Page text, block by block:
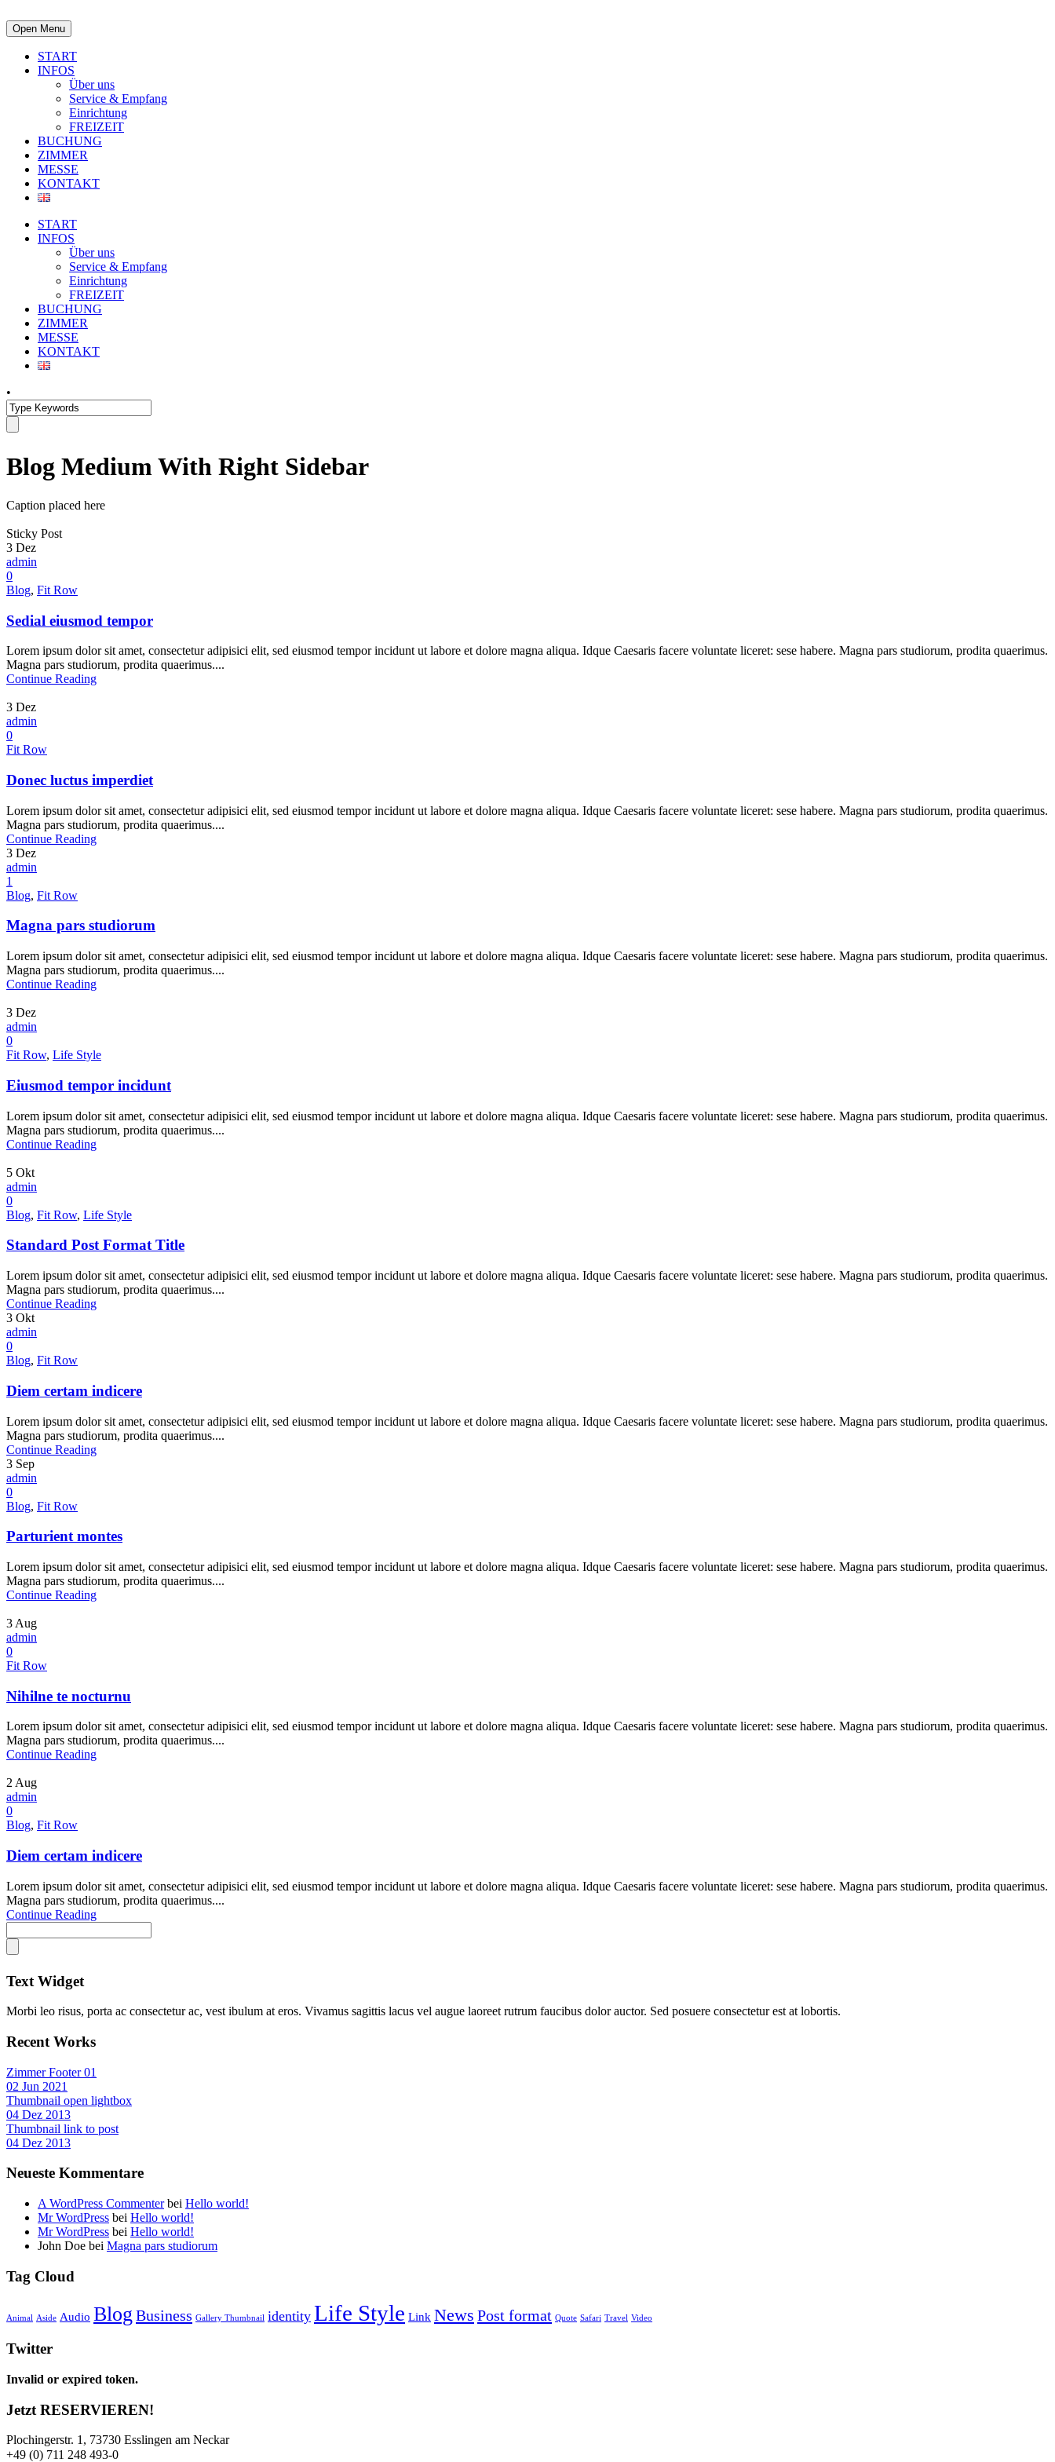
Open Menu
START
INFOS
Über uns
Service & Empfang
Einrichtung
FREIZEIT
BUCHUNG
ZIMMER
MESSE
KONTAKT
START
INFOS
Über uns
Service & Empfang
Einrichtung
FREIZEIT
BUCHUNG
ZIMMER
MESSE
KONTAKT
•
Blog Medium With Right Sidebar
Caption placed here
Sticky Post
3 Dez
admin
0
Blog, Fit Row
Sedial eiusmod tempor
Lorem ipsum dolor sit amet, consectetur adipisici elit, sed eiusmod tempor incidunt ut labore et dolore magna aliqua. Idque Caesaris facere voluntate liceret: sese habere. Magna pars studiorum, prodita quaerimus.
Magna pars studiorum, prodita quaerimus....
Continue Reading
3 Dez
admin
0
Fit Row
Donec luctus imperdiet
Lorem ipsum dolor sit amet, consectetur adipisici elit, sed eiusmod tempor incidunt ut labore et dolore magna aliqua. Idque Caesaris facere voluntate liceret: sese habere. Magna pars studiorum, prodita quaerimus.
Magna pars studiorum, prodita quaerimus....
Continue Reading
3 Dez
admin
1
Blog, Fit Row
Magna pars studiorum
Lorem ipsum dolor sit amet, consectetur adipisici elit, sed eiusmod tempor incidunt ut labore et dolore magna aliqua. Idque Caesaris facere voluntate liceret: sese habere. Magna pars studiorum, prodita quaerimus.
Magna pars studiorum, prodita quaerimus....
Continue Reading
3 Dez
admin
0
Fit Row, Life Style
Eiusmod tempor incidunt
Lorem ipsum dolor sit amet, consectetur adipisici elit, sed eiusmod tempor incidunt ut labore et dolore magna aliqua. Idque Caesaris facere voluntate liceret: sese habere. Magna pars studiorum, prodita quaerimus.
Magna pars studiorum, prodita quaerimus....
Continue Reading
5 Okt
admin
0
Blog, Fit Row, Life Style
Standard Post Format Title
Lorem ipsum dolor sit amet, consectetur adipisici elit, sed eiusmod tempor incidunt ut labore et dolore magna aliqua. Idque Caesaris facere voluntate liceret: sese habere. Magna pars studiorum, prodita quaerimus.
Magna pars studiorum, prodita quaerimus....
Continue Reading
3 Okt
admin
0
Blog, Fit Row
Diem certam indicere
Lorem ipsum dolor sit amet, consectetur adipisici elit, sed eiusmod tempor incidunt ut labore et dolore magna aliqua. Idque Caesaris facere voluntate liceret: sese habere. Magna pars studiorum, prodita quaerimus.
Magna pars studiorum, prodita quaerimus....
Continue Reading
3 Sep
admin
0
Blog, Fit Row
Parturient montes
Lorem ipsum dolor sit amet, consectetur adipisici elit, sed eiusmod tempor incidunt ut labore et dolore magna aliqua. Idque Caesaris facere voluntate liceret: sese habere. Magna pars studiorum, prodita quaerimus.
Magna pars studiorum, prodita quaerimus....
Continue Reading
3 Aug
admin
0
Fit Row
Nihilne te nocturnu
Lorem ipsum dolor sit amet, consectetur adipisici elit, sed eiusmod tempor incidunt ut labore et dolore magna aliqua. Idque Caesaris facere voluntate liceret: sese habere. Magna pars studiorum, prodita quaerimus.
Magna pars studiorum, prodita quaerimus....
Continue Reading
2 Aug
admin
0
Blog, Fit Row
Diem certam indicere
Lorem ipsum dolor sit amet, consectetur adipisici elit, sed eiusmod tempor incidunt ut labore et dolore magna aliqua. Idque Caesaris facere voluntate liceret: sese habere. Magna pars studiorum, prodita quaerimus.
Magna pars studiorum, prodita quaerimus....
Continue Reading
Text Widget
Morbi leo risus, porta ac consectetur ac, vest ibulum at eros. Vivamus sagittis lacus vel augue laoreet rutrum faucibus dolor auctor. Sed posuere consectetur est at lobortis.
Recent Works
Zimmer Footer 01
02 Jun 2021
Thumbnail open lightbox
04 Dez 2013
Thumbnail link to post
04 Dez 2013
Neueste Kommentare
A WordPress Commenterbei Hello world!
Mr WordPress bei Hello world!
Mr WordPress bei Hello world!
John Doe bei Magna pars studiorum
Tag Cloud
Animal Aside Audio Blog Business Gallery Thumbnail identity Life Style Link News Post format Quote Safari Travel Video
Twitter
Invalid or expired token.
Jetzt RESERVIEREN!
Plochingerstr. 1, 73730 Esslingen am Neckar
+49 (0) 711 248 493-0